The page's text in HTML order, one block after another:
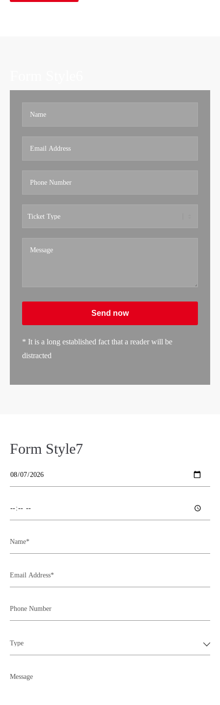
Send now
* It is a long established fact that a reader will be
distracted
Form Style7